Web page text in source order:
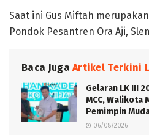
Saat ini Gus Miftah
Pondok Pesantren Ora Aji,
Baca Juga Artikel Terkini
Gelaran LK III
MCC, Walikota
Pemimpin
06/08/2026